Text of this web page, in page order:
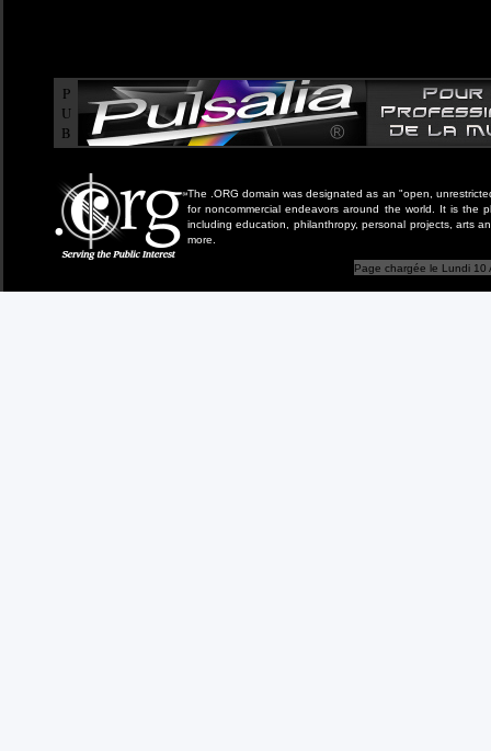
P
U
B
The .ORG domain was designated as an "open,
for noncommercial endeavors around the world. It is the
including education, philanthropy, personal projects, arts
more.
Page chargée le Lundi